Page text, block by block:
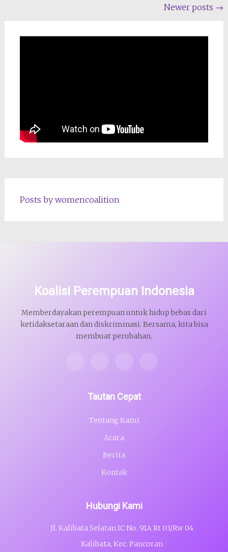
Newer posts →
Posts by womencoalition
Koalisi Perempuan Indonesia
Memberdayakan perempuan untuk hidup bebas dari
ketidaksetaraan dan diskriminasi. Bersama, kita bisa
membuat perubahan.
Tautan Cepat
Tentang Kami
Acara
Berita
Kontak
Hubungi Kami
Jl. Kalibata Selatan IC No. 91A Rt 03/Rw 04
Kalibata, Kec. Pancoran